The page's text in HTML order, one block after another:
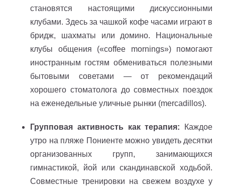
становятся настоящими дискуссионными
клубами. Здесь за чашкой кофе часами играют в
бридж, шахматы или домино. Национальные
клубы общения («coffee mornings») помогают
иностранным гостям обмениваться полезными
бытовыми советами — от рекомендаций
хорошего стоматолога до совместных поездок
на еженедельные уличные рынки (mercadillos).
Групповая активность как терапия: Каждое
утро на пляже Пониенте можно увидеть десятки
организованных групп, занимающихся
гимнастикой, йой или скандинавской ходьбой.
Совместные тренировки на свежем воздухе у